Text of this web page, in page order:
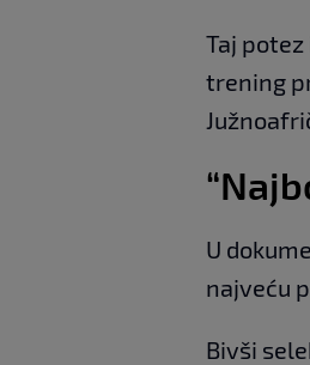
Taj
trening
U
najveću
Bivši